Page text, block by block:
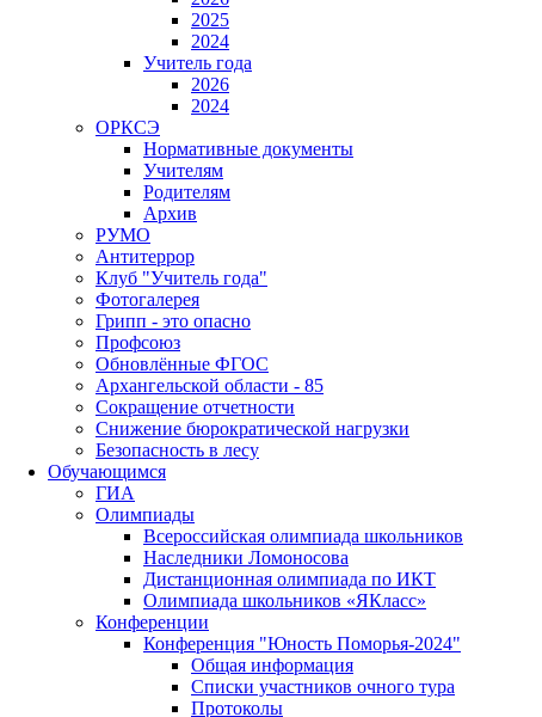
2025
2024
Учитель года
2026
2024
ОРКСЭ
Нормативные документы
Учителям
Родителям
Архив
РУМО
Антитеррор
Клуб "Учитель года"
Фотогалерея
Грипп - это опасно
Профсоюз
Обновлённые ФГОС
Архангельской области - 85
Сокращение отчетности
Снижение бюрократической нагрузки
Безопасность в лесу
Обучающимся
ГИА
Олимпиады
Всероссийская олимпиада школьников
Наследники Ломоносова
Дистанционная олимпиада по ИКТ
Олимпиада школьников «ЯКласс»
Конференции
Конференция "Юность Поморья-2024"
Общая информация
Списки участников очного тура
Протоколы